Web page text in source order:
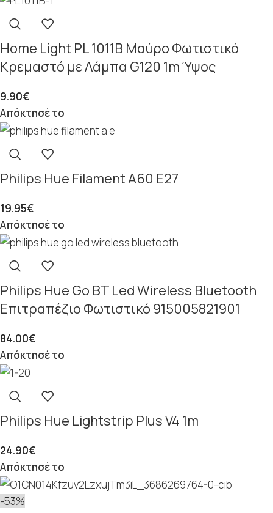
Home Light PL 1011Β Μαύρο Φωτιστικό
Κρεμαστό με Λάμπα G120 1m Ύψος
9.90€
Απόκτησέ το
Philips Hue Filament A60 E27
19.95€
Απόκτησέ το
Philips Hue Go BT Led Wireless Bluetooth
Επιτραπέζιο Φωτιστικό 915005821901
84.00€
Απόκτησέ το
Philips Hue Lightstrip Plus V4 1m
24.90€
Απόκτησέ το
-53%